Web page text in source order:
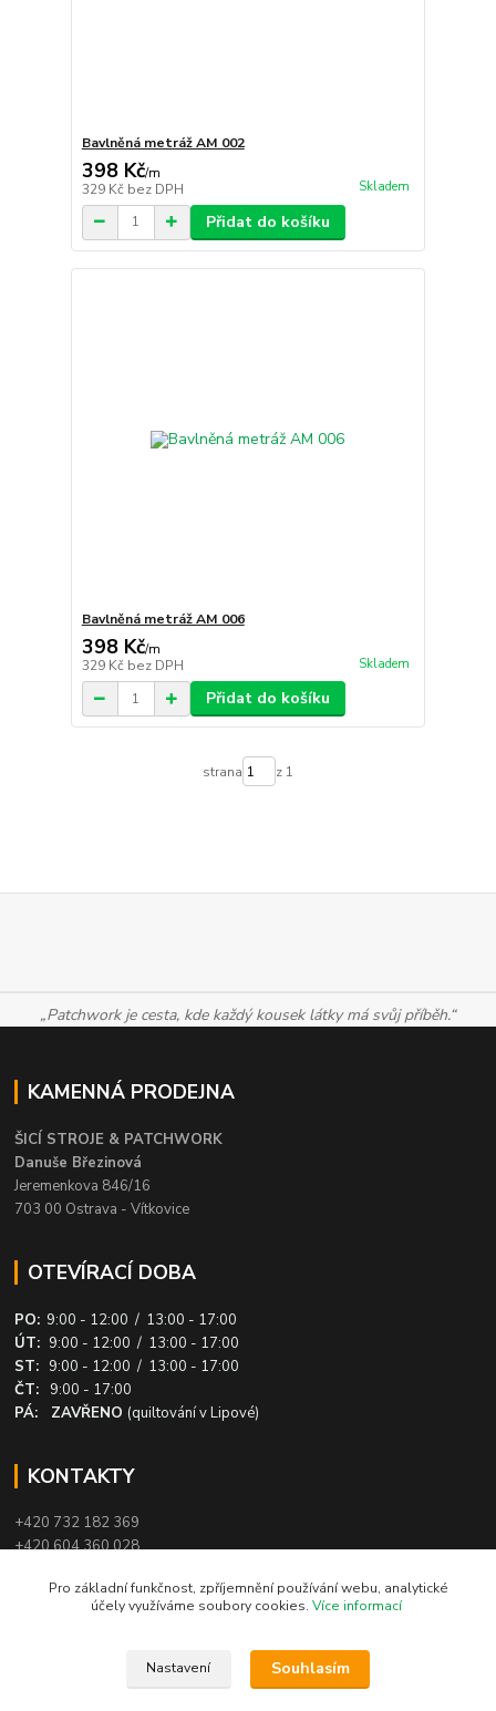
Bavlněná metráž AM 002
398 Kč/m
329 Kč bez DPH Skladem
Přidat do košíku
Bavlněná metráž AM 006
398 Kč/m
329 Kč bez DPH Skladem
Přidat do košíku
strana z 1
„Patchwork je cesta, kde každý kousek látky má svůj příběh.“
KAMENNÁ PRODEJNA
ŠICÍ STROJE & PATCHWORK
Danuše Březinová
Jeremenkova 846/16
703 00 Ostrava - Vítkovice
OTEVÍRACÍ DOBA
PO: 9:00 - 12:00 / 13:00 - 17:00
ÚT: 9:00 - 12:00 / 13:00 - 17:00
ST: 9:00 - 12:00 / 13:00 - 17:00
ČT:
9:00 - 17:00
PÁ: ZAVŘENO (quiltování v Lipové)
KONTAKTY
+420 732 182 369
+420 604 360 028
© 2016 Patchworkový svět - Danuše Březinová. Obsah těchto stránek je
Pro základní funkčnost, zpříjemnění používání webu, analytické
účely využíváme soubory cookies. Více informací
Nastavení Souhlasím